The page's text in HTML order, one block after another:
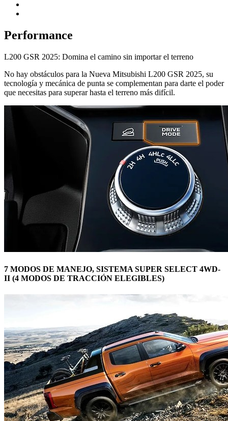
Performance
L200 GSR 2025: Domina el camino sin importar el terreno
No hay obstáculos para la Nueva Mitsubishi L200 GSR 2025, su
tecnología y mecánica de punta se complementan para darte el poder
que necesitas para superar hasta el terreno más difícil.
7 MODOS DE MANEJO, SISTEMA SUPER SELECT 4WD-
II (4 MODOS DE TRACCIÓN ELEGIBLES)